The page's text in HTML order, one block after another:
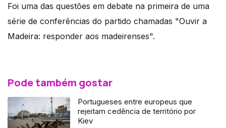
Foi uma das questões em debate na primeira de uma
série de conferências do partido chamadas "Ouvir a
Madeira: responder aos madeirenses".
Pode também gostar
Portugueses entre europeus que
rejeitam cedência de território por
Kiev